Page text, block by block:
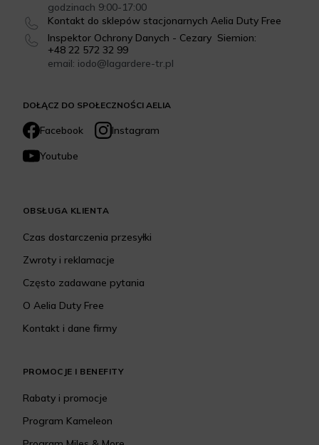
DOŁĄCZ DO SPOŁECZNOŚCI AELIA
Facebook
Instagram
Youtube
godzinach 9:00-17:00
Kontakt do sklepów stacjonarnych Aelia Duty Free
Inspektor Ochrony Danych - Cezary Siemion:
+48 22 572 32 99
email: iodo@lagardere-tr.pl
OBSŁUGA KLIENTA
Czas dostarczenia przesyłki
Zwroty i reklamacje
Często zadawane pytania
O Aelia Duty Free
Kontakt i dane firmy
PROMOCJE I BENEFITY
Rabaty i promocje
Program Kameleon